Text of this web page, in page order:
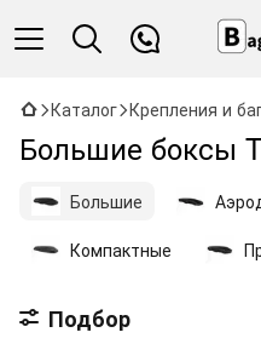
Каталог Крепления и
Большие боксы
Большие
Компактные
Подбор